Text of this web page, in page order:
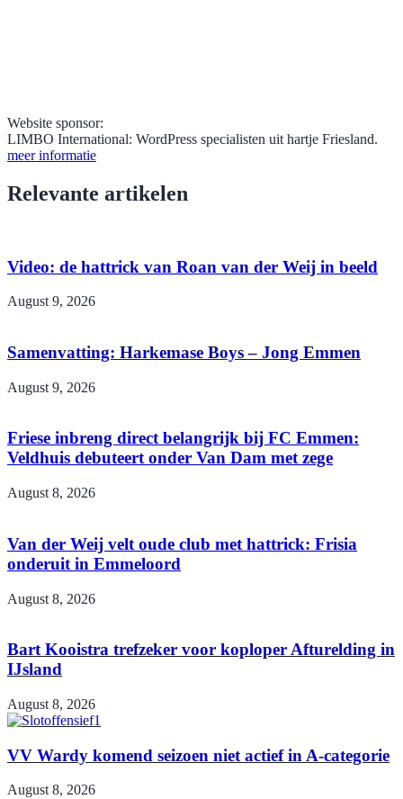
Website sponsor:
LIMBO International: WordPress specialisten uit hartje Friesland.
meer informatie
Relevante artikelen
Video: de hattrick van Roan van der Weij in beeld
August 9, 2026
Samenvatting: Harkemase Boys – Jong Emmen
August 9, 2026
Friese inbreng direct belangrijk bij FC Emmen:
Veldhuis debuteert onder Van Dam met zege
August 8, 2026
Van der Weij velt oude club met hattrick: Frisia
onderuit in Emmeloord
August 8, 2026
Bart Kooistra trefzeker voor koploper Afturelding in
IJsland
August 8, 2026
VV Wardy komend seizoen niet actief in A-categorie
August 8, 2026